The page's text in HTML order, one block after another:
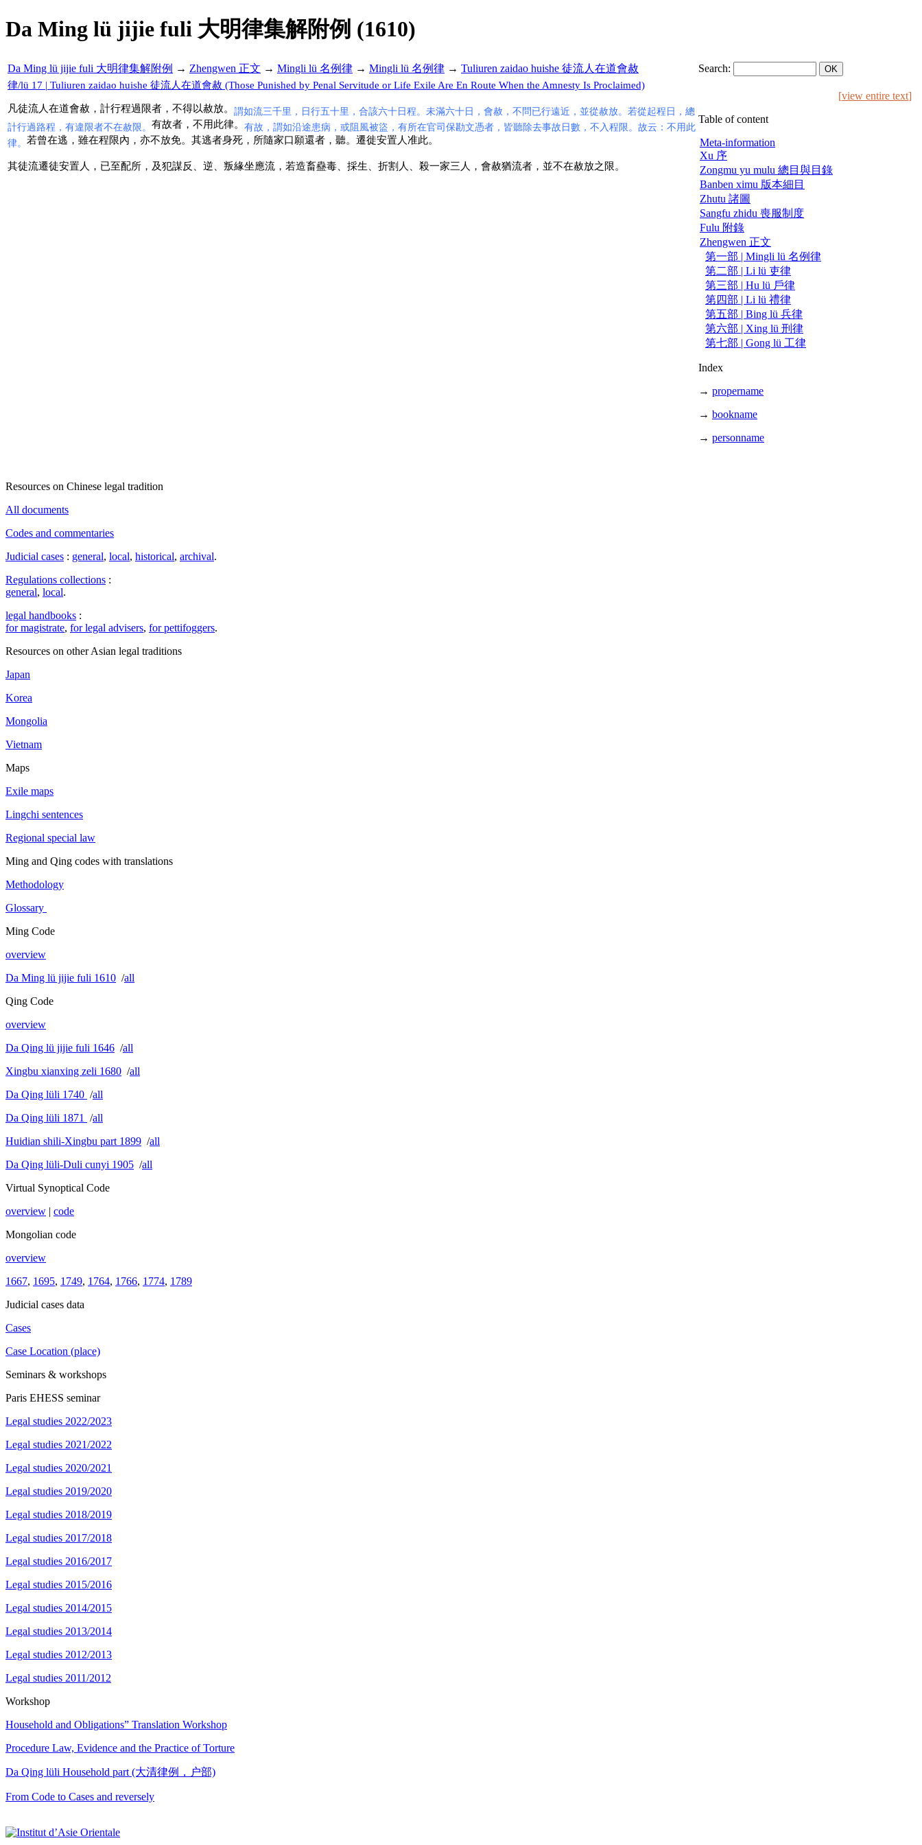
Da Ming lü jijie fuli 大明律集解附例 (1610)
Da Ming lü jijie fuli 大明律集解附例 → Zhengwen 正文 → Mingli lü 名例律 → Mingli lü 名例律 → Tuliuren zaidao huishe 徒流人在道會赦 Search:
律/lü 17 | Tuliuren zaidao huishe 徒流人在道會赦 (Those Punished by Penal Servitude or Life Exile Are En Route When the Amnesty Is Proclaimed)
凡徒流人在道會赦，計行程過限者，不得以赦放。 謂如流三千里，日行五十里，合該六十日程。未滿六十日，會赦，不問已行遠近，並從赦放。若從起程日，總
計行過路程，有違限者不在赦限。 有故者，不用此律。 有故，謂如沿途患病，或阻風被盜，有所在官司保勘文憑者，皆聽除去事故日數，不入程限。故云：不用此
律。 若曾在逃，雖在程限內，亦不放免。其逃者身死，所隨家口願還者，聽。遷徙安置人准此。
其徒流遷徒安置人，已至配所，及犯謀反、逆、叛緣坐應流，若造畜蠱毒、採生、折割人、殺一家三人，會赦猶流者，並不在赦放之限。
[view entire text]
Table of content
Meta-information
Xu 序
Zongmu yu mulu 總目與目錄
Banben ximu 版本細目
Zhutu 諸圖
Sangfu zhidu 喪服制度
Fulu 附錄
Zhengwen 正文
第一部 | Mingli lü 名例律
第二部 | Li lü 吏律
第三部 | Hu lü 戶律
第四部 | Li lü 禮律
第五部 | Bing lü 兵律
第六部 | Xing lü 刑律
第七部 | Gong lü 工律
Index
→ propername
→ bookname
→ personname
Resources on Chinese legal tradition
All documents
Codes and commentaries
Judicial cases : general, local, historical, archival.
Regulations collections :
general, local.
legal handbooks :
for magistrate, for legal advisers, for pettifoggers.
Resources on other Asian legal traditions
Japan
Korea
Mongolia
Vietnam
Maps
Exile maps
Lingchi sentences
Regional special law
Ming and Qing codes with translations
Methodology
Glossary
Ming Code
overview
Da Ming lü jijie fuli 1610 /all
Qing Code
overview
Da Qing lü jijie fuli 1646 /all
Xingbu xianxing zeli 1680 /all
Da Qing lüli 1740 /all
Da Qing lüli 1871
/all
Huidian shili-Xingbu part 1899 /all
Da Qing lüli-Duli cunyi 1905 /all
Virtual Synoptical Code
overview | code
Mongolian code
overview
1667, 1695, 1749, 1764, 1766, 1774, 1789
Judicial cases data
Cases
Case Location (place)
Seminars & workshops
Paris EHESS seminar
Legal studies 2022/2023
Legal studies 2021/2022
Legal studies 2020/2021
Legal studies 2019/2020
Legal studies 2018/2019
Legal studies 2017/2018
Legal studies 2016/2017
Legal studies 2015/2016
Legal studies 2014/2015
Legal studies 2013/2014
Legal studies 2012/2013
Legal studies 2011/2012
Workshop
Household and Obligations” Translation Workshop
Procedure Law, Evidence and the Practice of Torture
Da Qing lüli Household part (大清律例，户部)
From Code to Cases and reversely